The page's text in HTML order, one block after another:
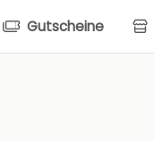
Gutscheine